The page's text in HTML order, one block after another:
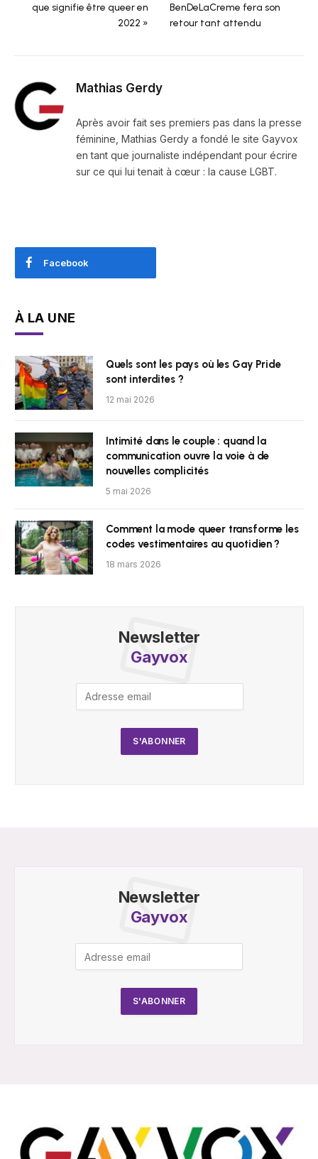
que signifie être queer en
2022 »
BenDeLaCreme fera son
retour tant attendu
Mathias Gerdy
Après avoir fait ses premiers pas dans la presse
féminine, Mathias Gerdy a fondé le site Gayvox
en tant que journaliste indépendant pour écrire
sur ce qui lui tenait à cœur : la cause LGBT.
Facebook
À LA UNE
Quels sont les pays où les Gay Pride
sont interdites ?
12 mai 2026
Intimité dans le couple : quand la
communication ouvre la voie à de
nouvelles complicités
5 mai 2026
Comment la mode queer transforme les
codes vestimentaires au quotidien ?
18 mars 2026
Newsletter
Gayvox
Newsletter
Gayvox